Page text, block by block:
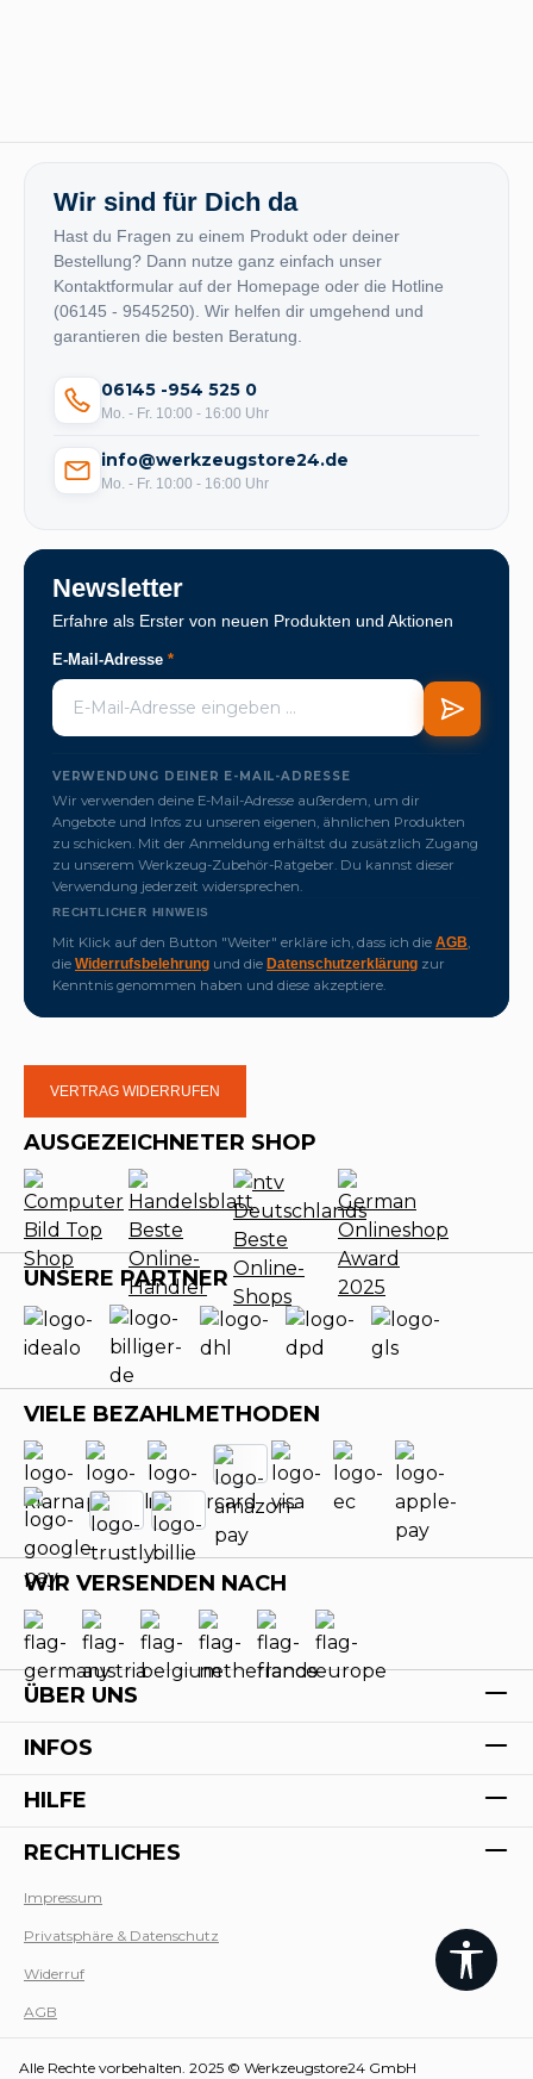
Wir sind für Dich da
Hast du Fragen zu einem Produkt oder deiner
Bestellung? Dann nutze ganz einfach unser
Kontaktformular auf der Homepage oder die Hotline
(06145 - 9545250). Wir helfen dir umgehend und
garantieren die besten Beratung.
06145 -954 525 0
Mo. - Fr. 10:00 - 16:00 Uhr
info@werkzeugstore24.de
Mo. - Fr. 10:00 - 16:00 Uhr
Newsletter
Erfahre als Erster von neuen Produkten und Aktionen
E-Mail-Adresse *
VERWENDUNG DEINER E-MAIL-ADRESSE
Wir verwenden deine E-Mail-Adresse außerdem, um dir
Angebote und Infos zu unseren eigenen, ähnlichen Produkten
zu schicken. Mit der Anmeldung erhältst du zusätzlich Zugang
zu unserem Werkzeug-Zubehör-Ratgeber. Du kannst dieser
Verwendung jederzeit widersprechen.
RECHTLICHER HINWEIS
Mit Klick auf den Button "Weiter" erkläre ich, dass ich die AGB,
die Widerrufsbelehrung und die Datenschutzerklärung zur
Kenntnis genommen haben und diese akzeptiere.
VERTRAG WIDERRUFEN
AUSGEZEICHNETER SHOP
UNSERE PARTNER
VIELE BEZAHLMETHODEN
WIR VERSENDEN NACH
ÜBER UNS
INFOS
HILFE
RECHTLICHES
Impressum
Privatsphäre & Datenschutz
Widerruf
AGB
Alle Rechte vorbehalten. 2025 © Werkzeugstore24 GmbH